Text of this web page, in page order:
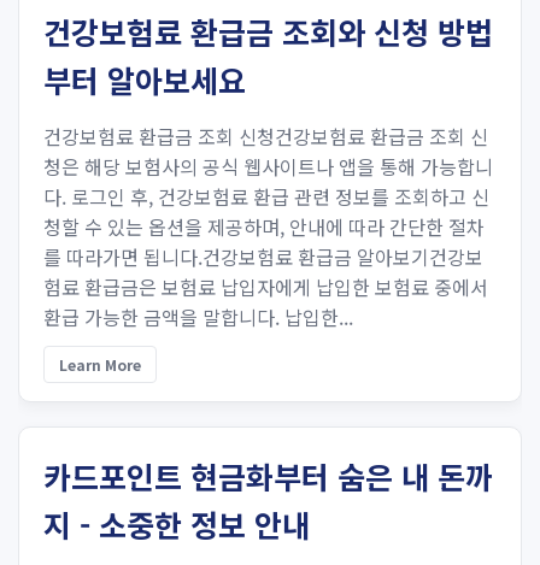
건강보험료 환급금 조회와 신청 방법
부터 알아보세요
건강보험료 환급금 조회 신청건강보험료 환급금 조회 신
청은 해당 보험사의 공식 웹사이트나 앱을 통해 가능합니
다. 로그인 후, 건강보험료 환급 관련 정보를 조회하고 신
청할 수 있는 옵션을 제공하며, 안내에 따라 간단한 절차
를 따라가면 됩니다.건강보험료 환급금 알아보기건강보
험료 환급금은 보험료 납입자에게 납입한 보험료 중에서
환급 가능한 금액을 말합니다. 납입한...
Learn More
카드포인트 현금화부터 숨은 내 돈까
지 - 소중한 정보 안내